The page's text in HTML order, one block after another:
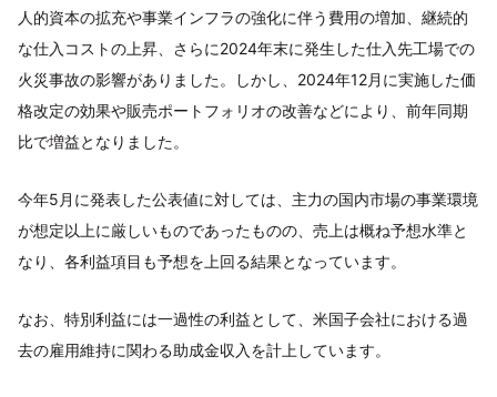
人的資本の拡充や事業インフラの強化に伴う費用の増加、継続的
な仕入コストの上昇、さらに2024年末に発生した仕入先工場での
火災事故の影響がありました。しかし、2024年12月に実施した価
格改定の効果や販売ポートフォリオの改善などにより、前年同期
比で増益となりました。
今年5月に発表した公表値に対しては、主力の国内市場の事業環境
が想定以上に厳しいものであったものの、売上は概ね予想水準と
なり、各利益項目も予想を上回る結果となっています。
なお、特別利益には一過性の利益として、米国子会社における過
去の雇用維持に関わる助成金収入を計上しています。